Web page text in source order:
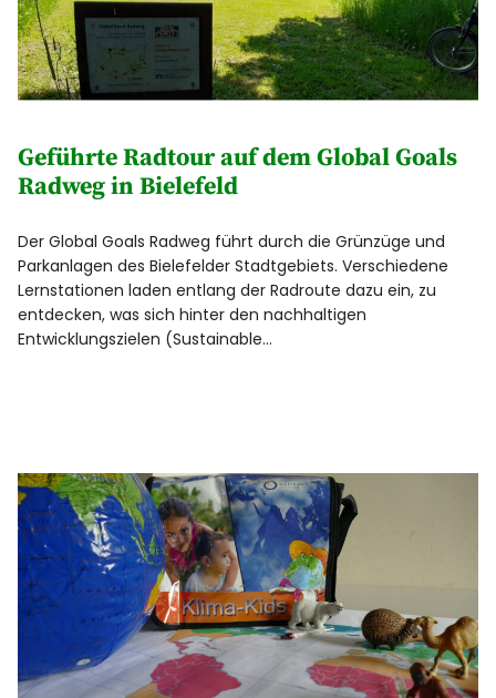
Geführte Radtour auf dem Global Goals
Radweg in Bielefeld
Der Global Goals Radweg führt durch die Grünzüge und
Parkanlagen des Bielefelder Stadtgebiets. Verschiedene
Lernstationen laden entlang der Radroute dazu ein, zu
entdecken, was sich hinter den nachhaltigen
Entwicklungszielen (Sustainable…